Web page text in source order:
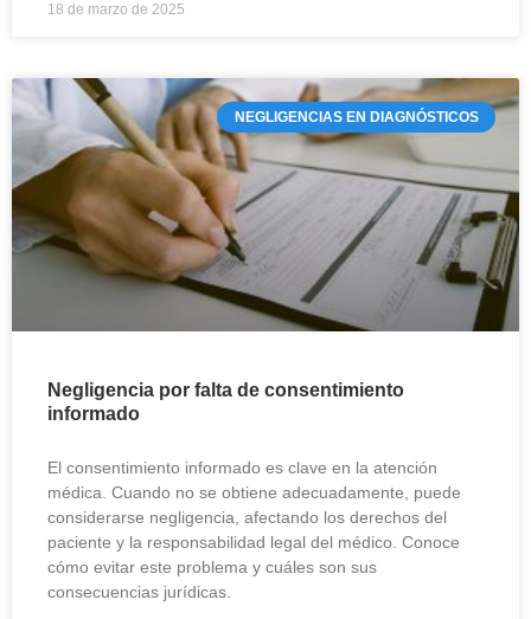
18 de marzo de 2025
NEGLIGENCIAS EN DIAGNÓSTICOS
Negligencia por falta de consentimiento
informado
El consentimiento informado es clave en la atención
médica. Cuando no se obtiene adecuadamente, puede
considerarse negligencia, afectando los derechos del
paciente y la responsabilidad legal del médico. Conoce
cómo evitar este problema y cuáles son sus
consecuencias jurídicas.